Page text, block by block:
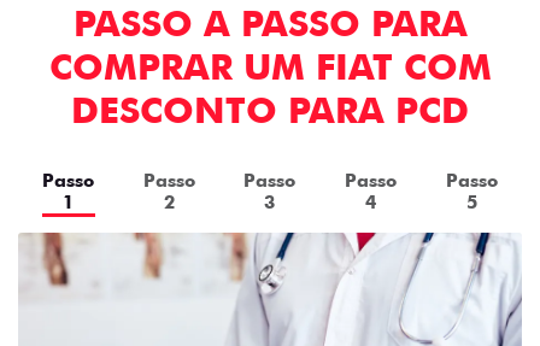
PASSO A PASSO PARA
COMPRAR UM FIAT COM
DESCONTO PARA PCD
Passo
1
Passo
2
Passo
3
Passo
4
Passo
5